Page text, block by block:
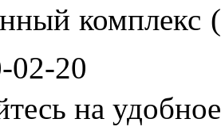
комплекс
02-20
на